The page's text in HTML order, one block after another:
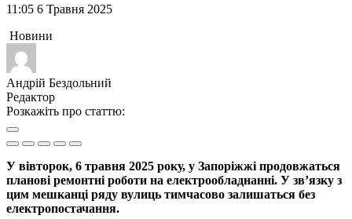
11:05 6 Травня 2025
Новини
Андрій Бездольний
Редактор
Розкажіть про статтю:
У вівторок, 6 травня 2025 року, у Запоріжжі продовжаться
планові ремонтні роботи на електрообладнанні. У зв’язку з
цим мешканці ряду вулиць тимчасово залишаться без
електропостачання.